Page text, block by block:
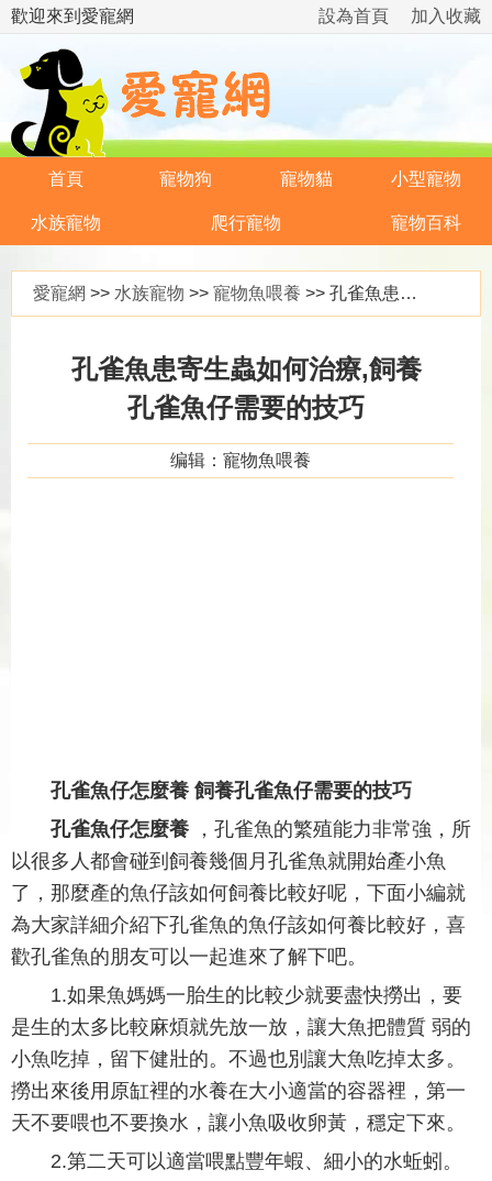
歡迎來到愛寵網 加入收藏
設為首頁
首頁 寵物狗 寵物貓 小型寵物
水族寵物 爬行寵物 寵物百科
愛寵網 >> 水族寵物 >> 寵物魚喂養 >> 孔雀魚患寄生蟲如何治療,飼養孔雀魚仔需要的技巧
孔雀魚患寄生蟲如何治療,飼養
孔雀魚仔需要的技巧
编辑：寵物魚喂養
孔雀魚仔怎麼養 飼養孔雀魚仔需要的技巧
孔雀魚仔怎麼養 ，孔雀魚的繁殖能力非常強，所
以很多人都會碰到飼養幾個月孔雀魚就開始產小魚
了，那麼產的魚仔該如何飼養比較好呢，下面小編就
為大家詳細介紹下孔雀魚的魚仔該如何養比較好，喜
歡孔雀魚的朋友可以一起進來了解下吧。
1.如果魚媽媽一胎生的比較少就要盡快撈出，要
是生的太多比較麻煩就先放一放，讓大魚把體質 弱的
小魚吃掉，留下健壯的。不過也別讓大魚吃掉太多。
撈出來後用原缸裡的水養在大小適當的容器裡，第一
天不要喂也不要換水，讓小魚吸收卵黃，穩定下來。
2.第二天可以適當喂點豐年蝦、細小的水蚯蚓。